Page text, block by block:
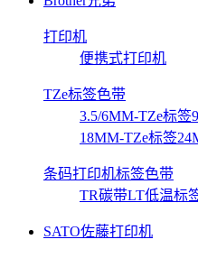
打印机
便携式打印机
TZe标签色带
3.5/6MM-TZe标签
18MM-TZe标签
条码打印机标签色带
TR碳带LT低温标
SATO佐藤打印机